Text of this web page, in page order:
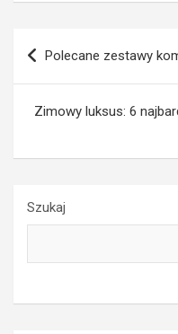
Nawigacja
wpisu
Polecane zestawy
Zimowy luksus: 6
Szukaj